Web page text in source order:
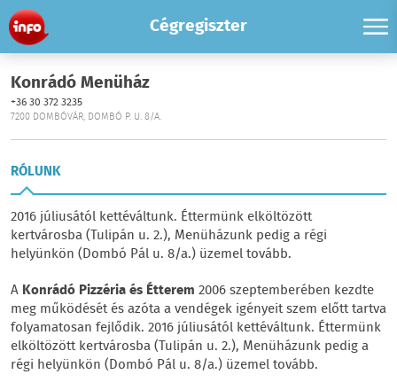
Cégregiszter
Konrádó Menüház
+36 30 372 3235
7200 DOMBÓVÁR, DOMBÓ P. U. 8/A.
RÓLUNK
2016 júliusától kettéváltunk. Éttermünk elköltözött
kertvárosba (Tulipán u. 2.), Menüházunk pedig a régi
helyünkön (Dombó Pál u. 8/a.) üzemel tovább.
A Konrádó Pizzéria és Étterem 2006 szeptemberében kezdte
meg működését és azóta a vendégek igényeit szem előtt tartva
folyamatosan fejlődik. 2016 júliusától kettéváltunk. Éttermünk
elköltözött kertvárosba (Tulipán u. 2.), Menüházunk pedig a
régi helyünkön (Dombó Pál u. 8/a.) üzemel tovább.